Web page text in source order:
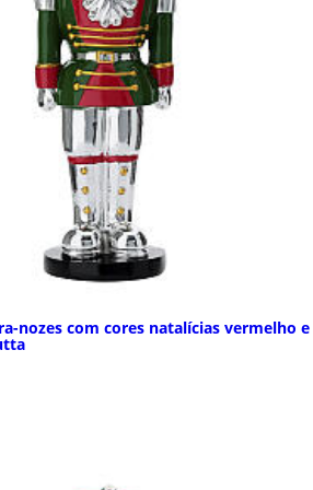
nozes com cores natalícias vermelho e